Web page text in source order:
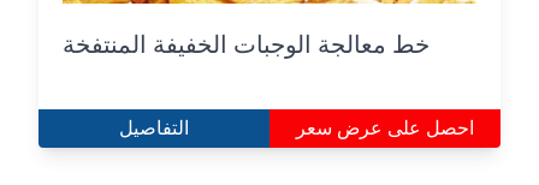
خط معالجة الوجبات الخفيفة المنتفخة
التفاصيل احصل على عرض سعر